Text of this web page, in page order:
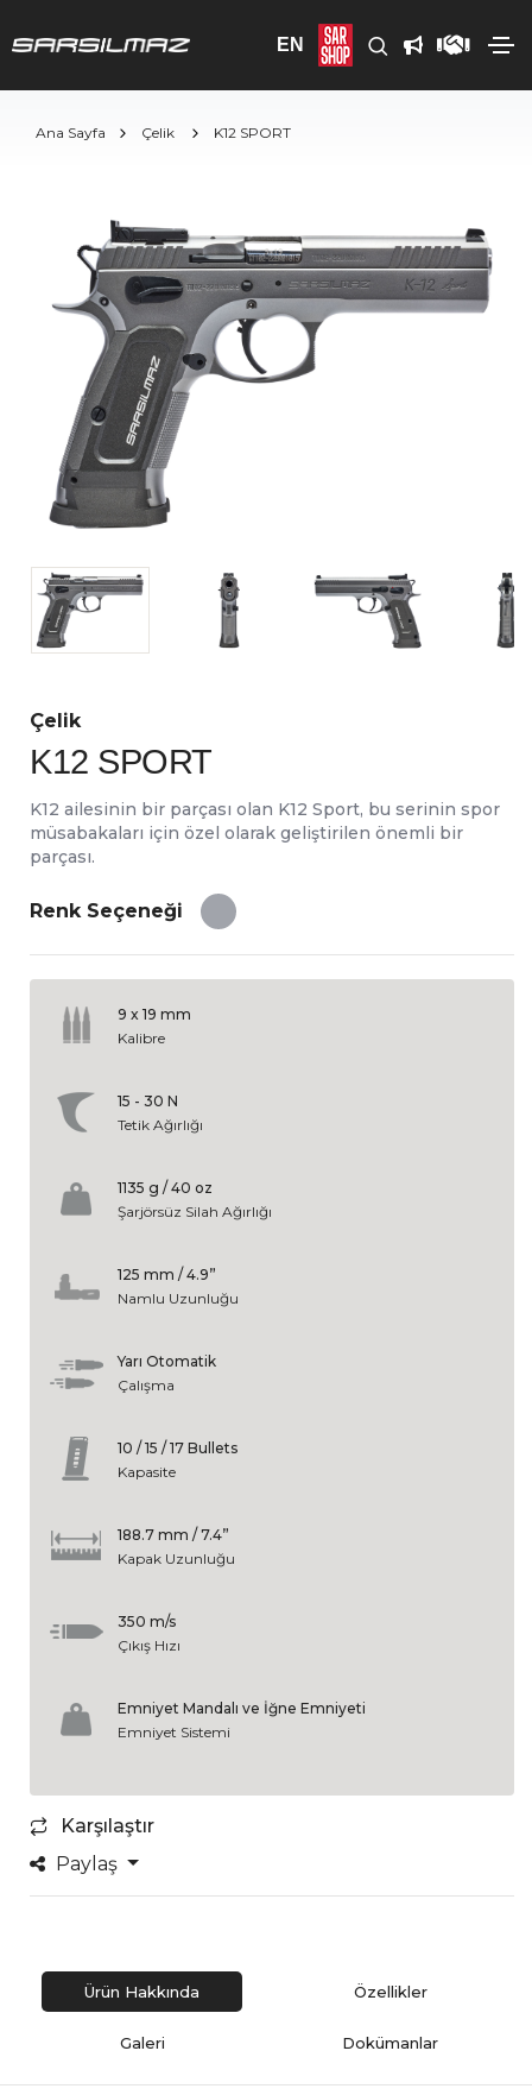
EN
Ana Sayfa Çelik K12 SPORT
Çelik
K12 SPORT
K12 ailesinin bir parçası olan K12 Sport, bu serinin spor
müsabakaları için özel olarak geliştirilen önemli bir
parçası.
Renk Seçeneği
9 x 19 mm
Kalibre
15 - 30 N
Tetik Ağırlığı
1135 g / 40 oz
Şarjörsüz Silah Ağırlığı
125 mm / 4.9”
Namlu Uzunluğu
Yarı Otomatik
Çalışma
10 / 15 / 17 Bullets
Kapasite
188.7 mm / 7.4”
Kapak Uzunluğu
350 m/s
Çıkış Hızı
Emniyet Mandalı ve İğne Emniyeti
Emniyet Sistemi
Karşılaştır
Paylaş
Ürün Hakkında Özellikler
Galeri Dokümanlar